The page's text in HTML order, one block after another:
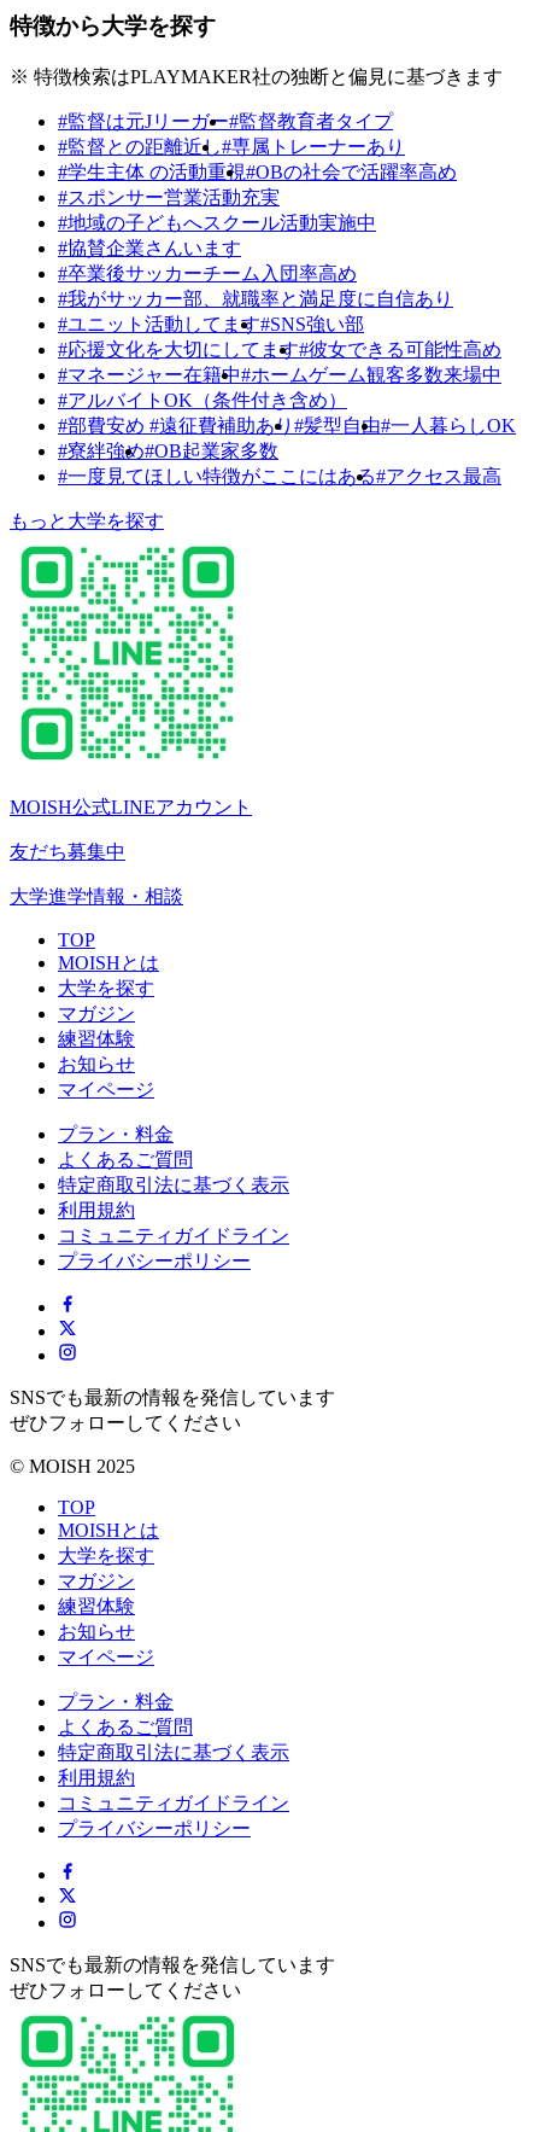
特徴から大学を探す
※ 特徴検索はPLAYMAKER社の独断と偏見に基づきます
#監督は元Jリーガー#監督教育者タイプ
#監督との距離近し#専属トレーナーあり
#学生主体 の活動重視#OBの社会で活躍率高め
#スポンサー営業活動充実
#地域の子どもへスクール活動実施中
#協賛企業さんいます
#卒業後サッカーチーム入団率高め
#我がサッカー部、就職率と満足度に自信あり
#ユニット活動してます#SNS強い部
#応援文化を大切にしてます#彼女できる可能性高め
#マネージャー在籍中#ホームゲーム観客多数来場中
#アルバイトOK（条件付き含め）
#部費安め #遠征費補助あり #髪型自由#一人暮らしOK
#寮絆強め#OB起業家多数
#一度見てほしい特徴がここにはある#アクセス最高
もっと大学を探す
MOISH公式LINEアカウント
友だち募集中
大学進学情報・相談
TOP
MOISHとは
大学を探す
マガジン
練習体験
お知らせ
マイページ
プラン・料金
よくあるご質問
特定商取引法に基づく表示
利用規約
コミュニティガイドライン
プライバシーポリシー
SNSでも最新の情報を発信しています
ぜひフォローしてください
© MOISH 2025
TOP
MOISHとは
大学を探す
マガジン
練習体験
お知らせ
マイページ
プラン・料金
よくあるご質問
特定商取引法に基づく表示
利用規約
コミュニティガイドライン
プライバシーポリシー
SNSでも最新の情報を発信しています
ぜひフォローしてください